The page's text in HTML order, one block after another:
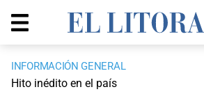
INFORMACIÓN GENERAL
Hito inédito en el país